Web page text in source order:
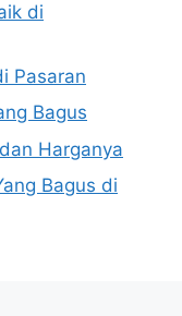
di
Pasaran
Bagus
Harganya
Bagus di